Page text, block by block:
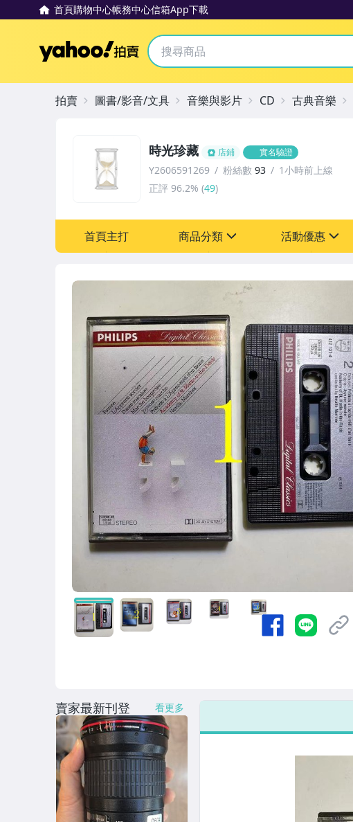
首頁購物中心帳務中心信箱App下載
Yahoo拍賣
時光珍藏 店鋪 實名驗證
Y2606591269 粉絲數 93
1小時前上線
正評 96.2% (49)
首頁主打 商品分類 活動優惠
[全店] 週年慶
拍賣 圖書/影音/文具 音樂與影片 CD 古典音樂
賣家最新刊登 看更多